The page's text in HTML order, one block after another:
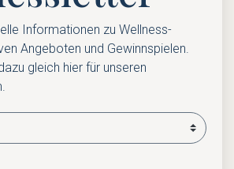
Informationen zu Wellness-
Angeboten und Gewinnspielen.
gleich hier für unseren